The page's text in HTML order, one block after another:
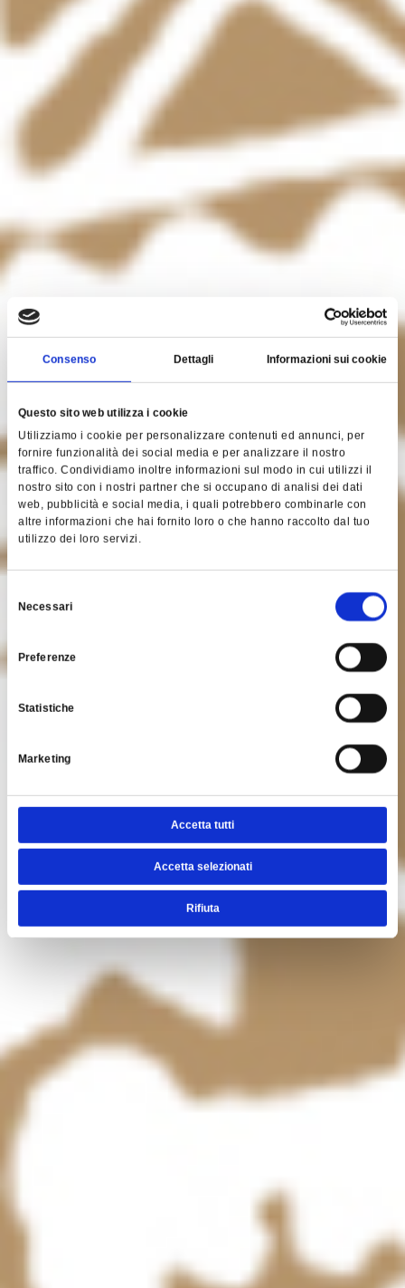
Consenso Dettagli Informazioni sui cookie
Questo sito web utilizza i cookie
Utilizziamo i cookie per personalizzare contenuti ed annunci, per
fornire funzionalità dei social media e per analizzare il nostro
traffico. Condividiamo inoltre informazioni sul modo in cui utilizzi il
nostro sito con i nostri partner che si occupano di analisi dei dati
web, pubblicità e social media, i quali potrebbero combinarle con
altre informazioni che hai fornito loro o che hanno raccolto dal tuo
utilizzo dei loro servizi.
delNecessari
Preferenze
Statistiche
Marketing
Accetta tutti
Accetta selezionati
Rifiuta